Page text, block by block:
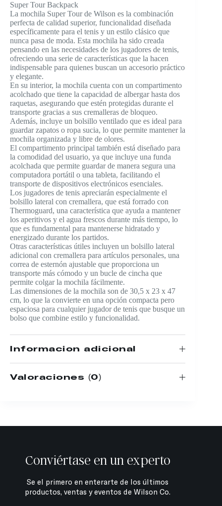
Super Tour Backpack
La mochila Super Tour de Wilson es la combinación
perfecta de calidad superior, funcionalidad diseñada
específicamente para el tenis y un estilo clásico que
nunca pasa de moda. Esta mochila ha sido creada
pensando en las necesidades de los jugadores de tenis,
ofreciendo una serie de características que la hacen
indispensable para quienes buscan un accesorio práctico
y elegante.
En su interior, la mochila cuenta con un compartimento
acolchado que tiene la capacidad de albergar hasta dos
raquetas, asegurando que estén protegidas durante el
transporte gracias a sus cremalleras de bloqueo.
Además, incluye un bolsillo ventilado que es ideal para
guardar zapatos o ropa sucia, lo que permite mantener la
mochila organizada y libre de olores.
El compartimento principal también está diseñado para
la comodidad del usuario, ya que incluye una funda
acolchada que permite guardar de manera segura una
computadora portátil o una tableta, facilitando el
transporte de dispositivos electrónicos esenciales.
Los jugadores de tenis apreciarán especialmente el
bolsillo lateral con cremallera, que está forrado con
Thermoguard, una característica que ayuda a mantener
los aperitivos y el agua frescos durante más tiempo, lo
que es fundamental para mantenerse hidratado y
energizado durante los partidos.
Otras características útiles incluyen un bolsillo lateral
adicional con cremallera para artículos personales, una
correa de esternón ajustable que proporciona un
transporte más cómodo y un bucle de cincha que
permite colgar la mochila fácilmente.
Las dimensiones de la mochila son de 30,5 x 23 x 47
cm, lo que la convierte en una opción compacta pero
espaciosa para cualquier jugador de tenis que busque un
bolso que combine estilo y funcionalidad.
Información adicional
Valoraciones (0)
Conviértase en un experto
Se el primero en enterarte de los últimos
productos, ventas y eventos de Wilson Co.